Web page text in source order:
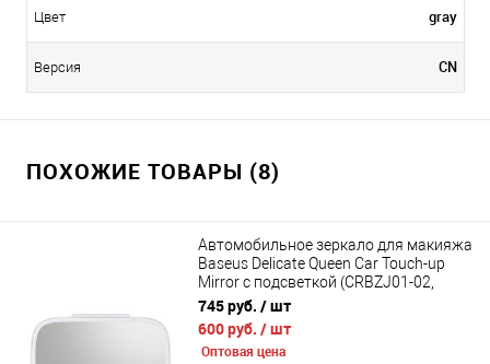
Цвет gray
Версия CN
ПОХОЖИЕ ТОВАРЫ (8)
Автомобильное зеркало для макияжа
Baseus Delicate Queen Car Touch-up
Mirror с подсветкой (CRBZJ01-02,
CRBZJ01-04)
745 руб. / шт
600 руб. / шт
Оптовая цена